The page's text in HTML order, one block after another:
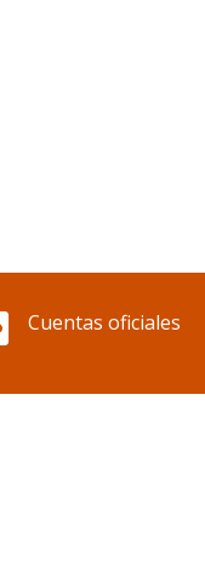
Cuentas oficiales